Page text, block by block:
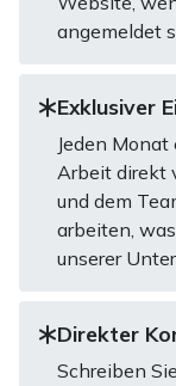
angemeldet
Exklusiver
Jeden
Arbeit direkt
und dem
arbeiten,
unserer
Direkter
Schreiben